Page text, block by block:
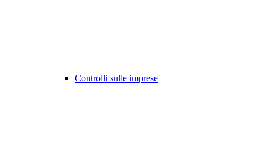
Controlli sulle imprese